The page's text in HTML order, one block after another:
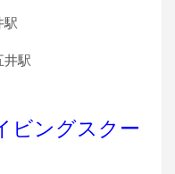
駅
ビングスクー